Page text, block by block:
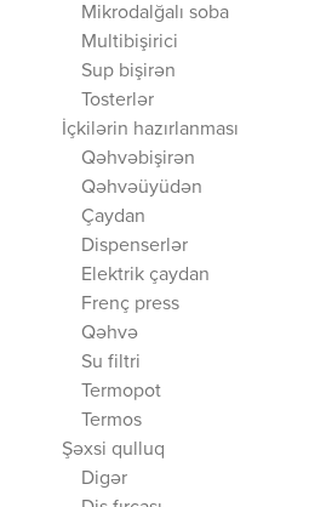
Mikrodalğalı soba
Multibişirici
Sup bişirən
Tosterlər
İçkilərin hazırlanması
Qəhvəbişirən
Qəhvəüyüdən
Çaydan
Dispenserlər
Elektrik çaydan
Frenç press
Qəhvə
Su filtri
Termopot
Termos
Şəxsi qulluq
Digər